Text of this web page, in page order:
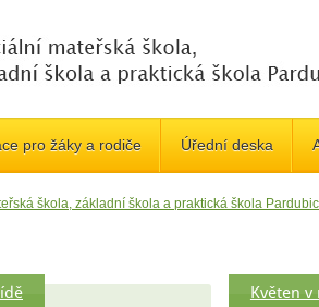
pro žáky a rodiče Úřední deska
škola, základní škola a praktická škola
Květen